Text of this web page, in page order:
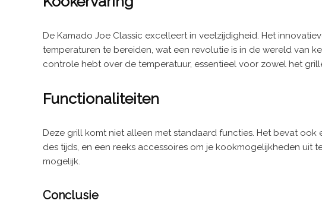
De Kamado Joe Classic excelleert in veelzijdigheid. Het
temperaturen te bereiden, wat een revolutie is in de wereld van
controle hebt over de temperatuur, essentieel voor zowel het
Functionaliteiten
Deze grill komt niet alleen met standaard functies. Het bevat
des tijds, en een reeks accessoires om je kookmogelijkheden
mogelijk.
Conclusie